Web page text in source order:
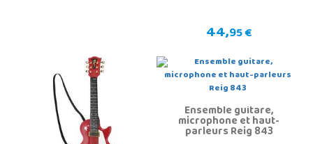
44,95 €
Ensemble guitare,
microphone et haut-
parleurs Reig 843